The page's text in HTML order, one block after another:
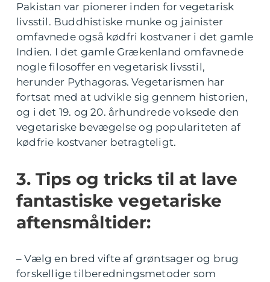
Pakistan var pionerer inden for vegetarisk
livsstil. Buddhistiske munke og jainister
omfavnede også kødfri kostvaner i det gamle
Indien. I det gamle Grækenland omfavnede
nogle filosoffer en vegetarisk livsstil,
herunder Pythagoras. Vegetarismen har
fortsat med at udvikle sig gennem historien,
og i det 19. og 20. århundrede voksede den
vegetariske bevægelse og populariteten af
kødfrie kostvaner betragteligt.
3. Tips og tricks til at lave
fantastiske vegetariske
aftensmåltider:
– Vælg en bred vifte af grøntsager og brug
forskellige tilberedningsmetoder som